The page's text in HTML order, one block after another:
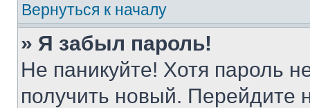
Вернуться к началу
» Я забыл пароль!
Не паникуйте! Хотя пароль
получить новый. Перейдите